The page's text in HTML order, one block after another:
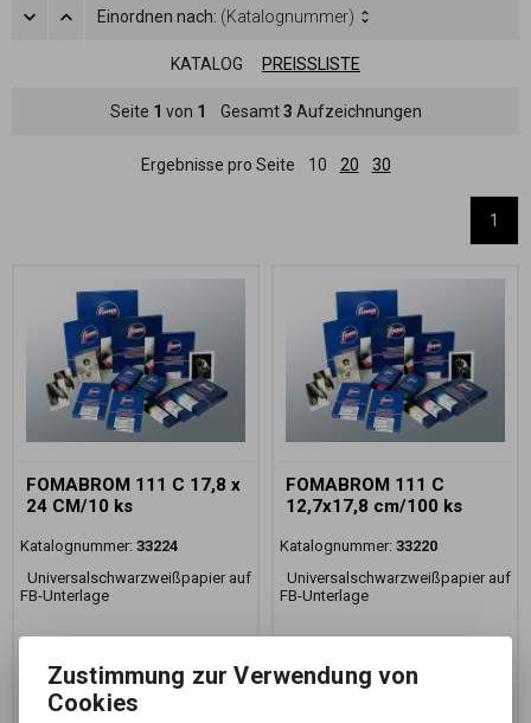
Einordnen nach: (Katalognummer)
KATALOG PREISSLISTE
Seite 1 von 1 Gesamt3 Aufzeichnungen
Ergebnisse pro Seite 10 20 30
1
FOMABROM 111 C 17,8 x
24 CM/10 ks
Katalognummer: 33224
Universalschwarzweißpapier auf
FB-Unterlage
14,98 EUR
12,38 EUR (54,010 PLN)
(Ihr Preiss
ohne Ust.:)
Im Warenkorb
FOMABROM 111 C
12,7x17,8 cm/100 ks
Katalognummer: 33220
Universalschwarzweißpapier auf
FB-Unterlage
48,07 EUR
Preiss ohne Ust.:)
Zustimmung zur Verwendung von
Cookies